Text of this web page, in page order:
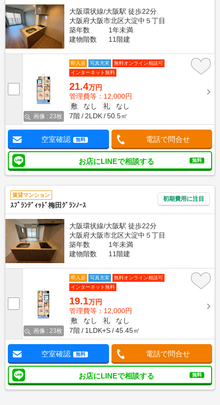
大阪環状線/大阪駅 徒歩22分
大阪府大阪市北区大淀中５丁目
築年数
1年未満
建物階数
11階建
画像 : 23枚
即入居 写真充実
無料オンライン相談可
インターネット無料
21.4万円
管理費等：12,000円
敷
なし 礼
なし
7階
2LDK 50.5㎡
空室確認 無料 電話で問合せ
お店にLINEで相談する 無料
賃貸マンション
ｽﾌﾟﾗﾝﾃﾞｨｯﾄﾞ梅田ｸﾞﾗﾝﾉｰｽ
初期費用に注目
大阪環状線/大阪駅 徒歩22分
大阪府大阪市北区大淀中５丁目
築年数
1年未満
建物階数
11階建
画像 : 23枚
即入居 写真充実
無料オンライン相談可
インターネット無料
19.1万円
管理費等：12,000円
敷
なし 礼
なし
7階
1LDK+S 45.45㎡
空室確認 無料 電話で問合せ
お店にLINEで相談する 無料